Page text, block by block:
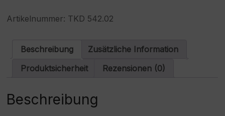
Spritze
abgewinkelt
e
r
a
t
i
v
Artikelnummer: TKD 542.02
Beschreibung
Zusätzliche Information
Produktsicherheit
Rezensionen (0)
Beschreibung